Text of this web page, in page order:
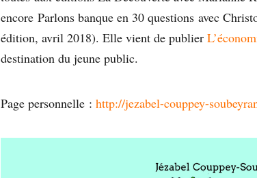
encore Parlons banque en 30 questions avec
édition, avril 2018). Elle vient de publier
destination du jeune public.
Page personnelle : http://jezabel-couppey-